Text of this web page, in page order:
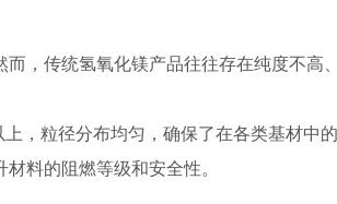
，传统氢氧化镁产品往往存在纯度不高
，粒径分布均匀，确保了在各类基材中
料的阻燃等级和安全性。